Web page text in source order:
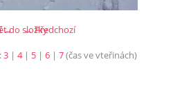
← Předchozí
→do složky
3 | 4| 5 | 6 | 7(čas ve vteřinách)